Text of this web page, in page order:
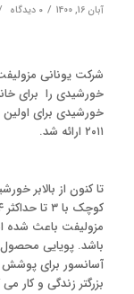
آبان 16, 1400 / ۰ دیدگاه
شرکت یونانی
خورشیدی را برای
خورشیدی برای اولین
۲۰۱۱ ارائه شد.
تا کنون از بالابر
مزولیفت باعث شده
باشد. پویایی
آسانسور برای پوشش
بزرگتر زندگی و کار می